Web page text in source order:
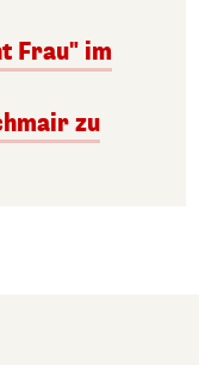
Frau" im
zu